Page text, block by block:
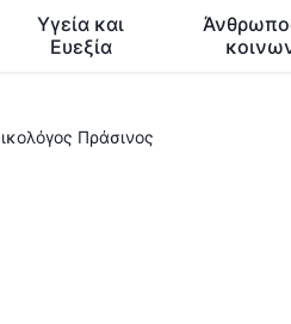
Υγεία και
Ευεξία
Πράσινος